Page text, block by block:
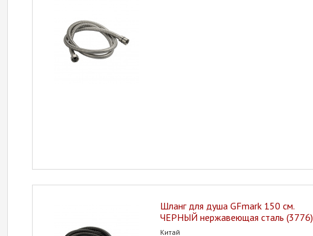
Шланг для душа GFmark 150 см.
ЧЕРНЫЙ нержавеющая сталь (3776)
Китай